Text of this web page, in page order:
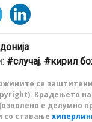
случај, кирил
се
Крадењето
е делумно
со ставање